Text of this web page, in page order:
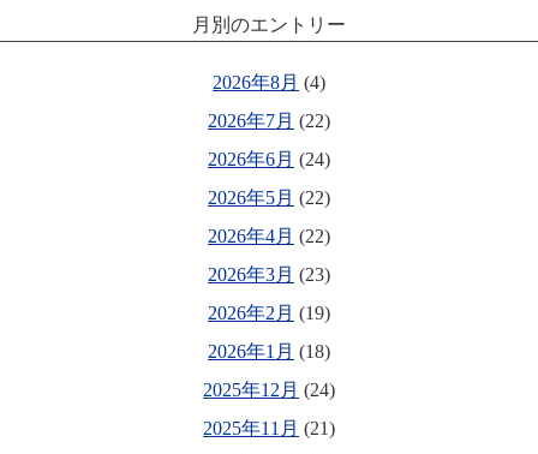
月別のエントリー
2026年8月 (4)
2026年7月 (22)
2026年6月 (24)
2026年5月 (22)
2026年4月 (22)
2026年3月 (23)
2026年2月 (19)
2026年1月 (18)
2025年12月 (24)
2025年11月 (21)